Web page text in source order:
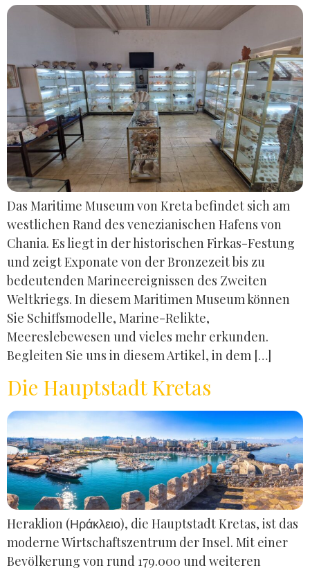
Das Maritime Museum von Kreta befindet sich am
westlichen Rand des venezianischen Hafens von
Chania. Es liegt in der historischen Firkas-Festung
und zeigt Exponate von der Bronzezeit bis zu
bedeutenden Marineereignissen des Zweiten
Weltkriegs. In diesem Maritimen Museum können
Sie Schiffsmodelle, Marine-Relikte,
Meereslebewesen und vieles mehr erkunden.
Begleiten Sie uns in diesem Artikel, in dem […]
Die Hauptstadt Kretas
Heraklion (Ηράκλειο), die Hauptstadt Kretas, ist das
moderne Wirtschaftszentrum der Insel. Mit einer
Bevölkerung von rund 179.000 und weiteren